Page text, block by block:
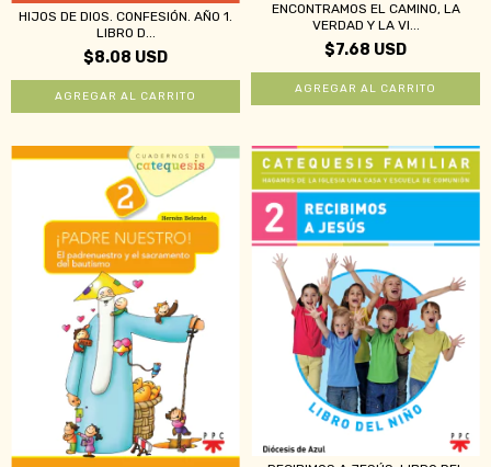
HIJOS DE DIOS. CONFESIÓN. AÑO 1.
LIBRO D...
$8.08 USD
ENCONTRAMOS EL CAMINO, LA
VERDAD Y LA VI...
$7.68 USD